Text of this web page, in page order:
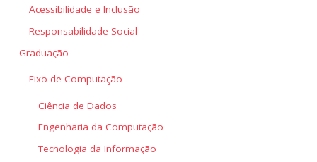
Acessibilidade e Inclusão
Responsabilidade Social
Graduação
Eixo de Computação
Ciência de Dados
Engenharia da Computação
Tecnologia da Informação